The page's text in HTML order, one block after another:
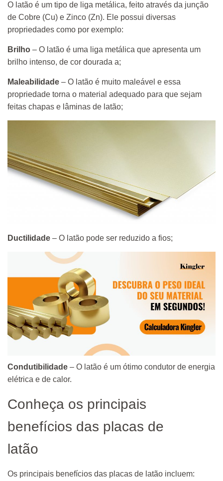
O latão é um tipo de liga metálica, feito através da junção
de Cobre (Cu) e Zinco (Zn). Ele possui diversas
propriedades como por exemplo:
Brilho – O latão é uma liga metálica que apresenta um
brilho intenso, de cor dourada a;
Maleabilidade – O latão é muito maleável e essa
propriedade torna o material adequado para que sejam
feitas chapas e lâminas de latão;
Ductilidade – O latão pode ser reduzido a fios;
Condutibilidade – O latão é um ótimo condutor de energia
elétrica e de calor.
Conheça os principais
benefícios das placas de
latão
Os principais benefícios das placas de latão incluem: